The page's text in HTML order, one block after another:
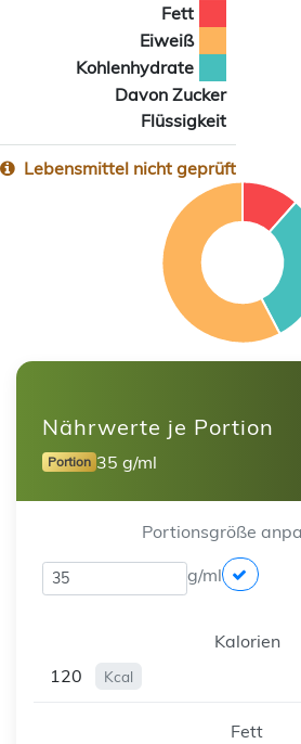
Fett
Eiweiß
Kohlenhydrate
Davon Zucker
Flüssigkeit
Lebensmittel nicht geprüft
Nährwerte je Portion
Portion 35 g/ml
Portionsgröße
g/ml
Kalorien
120
Kcal
Fett